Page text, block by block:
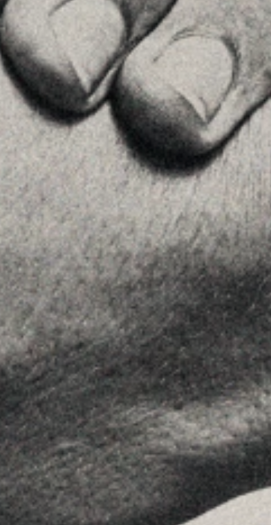
Príncipe de Vergara, 108 , 5ª planta
28002 , Madrid
+34 915759925
Ver en Google Maps
MENU
Home
La Firma
Equipo
Asesoramiento
Insights
Contactar
SÍGUENOS
Linkedin
Instagram
Youtube
Allyon — Barcelona, Spain
Copyrights © 2026 AVISO LEGAL·
POLÍTICA DE COOKIES · POLÍTICA DE PRIVACIDAD